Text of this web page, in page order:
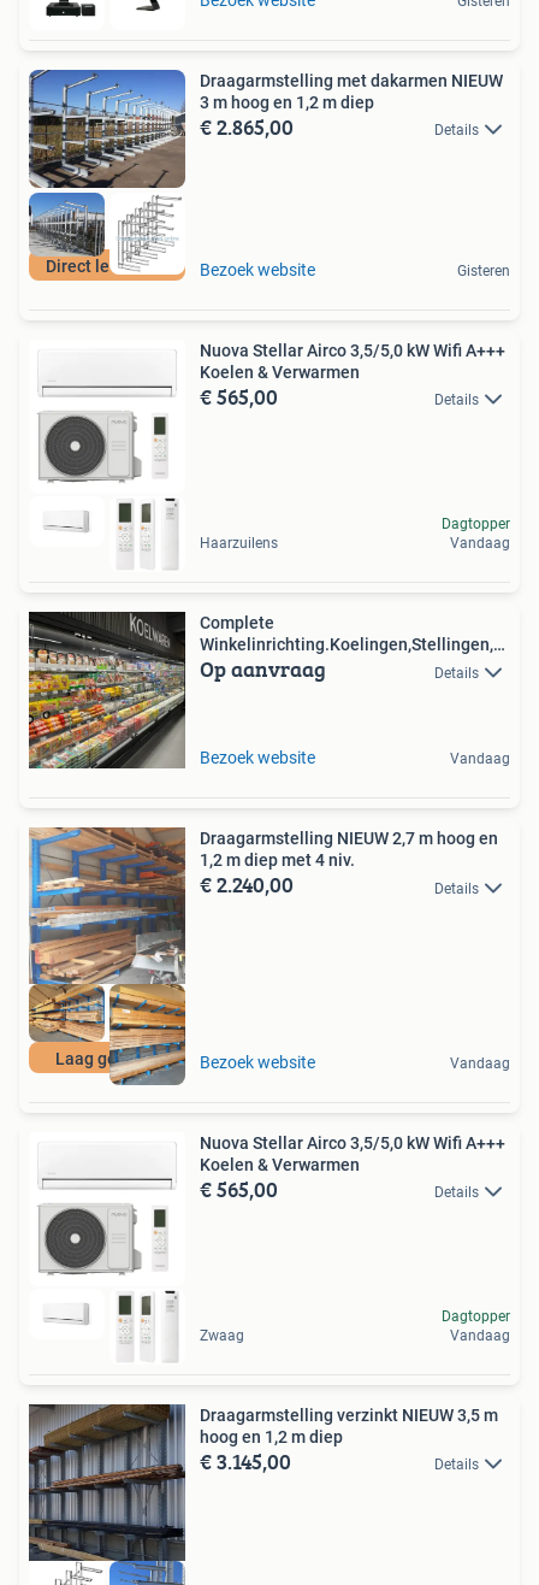
Direct leverbaar
Draagarmstelling met dakarmen NIEUW
3 m hoog en 1,2 m diep
€ 2.865,00 Details
Bezoek website Gisteren
Nuova Stellar Airco 3,5/5,0 kW Wifi A+++
Koelen & Verwarmen
€ 565,00 Details
Haarzuilens
Dagtopper
Vandaag
Complete
Winkelinrichting.Koelingen,Stellingen,
Kassa enz
Op aanvraag Details
Bezoek website Vandaag
Laag geprijsd
Draagarmstelling NIEUW 2,7 m hoog en
1,2 m diep met 4 niv.
€ 2.240,00 Details
Bezoek website Vandaag
Nuova Stellar Airco 3,5/5,0 kW Wifi A+++
Koelen & Verwarmen
€ 565,00 Details
Zwaag
Dagtopper
Vandaag
Draagarmstelling verzinkt NIEUW 3,5 m
hoog en 1,2 m diep
€ 3.145,00 Details